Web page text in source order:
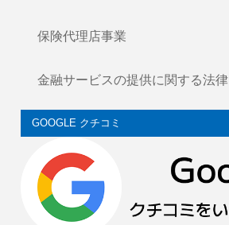
保険代理店事業
金融サービスの提供に関する法律
GOOGLE クチコミ